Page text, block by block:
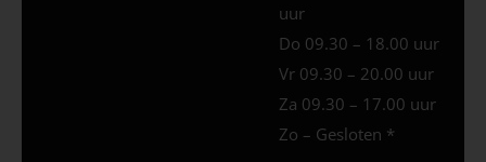
uur
Do 09.30 – 18.00 uur
Vr 09.30 – 20.00 uur
Za 09.30 – 17.00 uur
Zo – Gesloten *